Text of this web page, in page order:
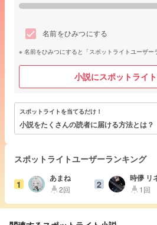
名前をひみつにする
名前をひみつにすると「スポットライトユーザー
小説にスポットライ
スポットライトを当てるだけ！
小説をたくさんの読者に届ける方法とは？
スポットライトユーザーランキング
1
あまね
highlight2回 2
時儚 リ
highlight 1回